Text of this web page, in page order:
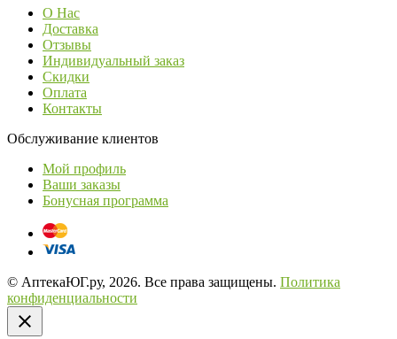
О Нас
Доставка
Отзывы
Индивидуальный заказ
Скидки
Оплата
Контакты
Обслуживание клиентов
Мой профиль
Ваши заказы
Бонусная программа
© АптекаЮГ.ру, 2026. Все права защищены. Политика
конфиденциальности